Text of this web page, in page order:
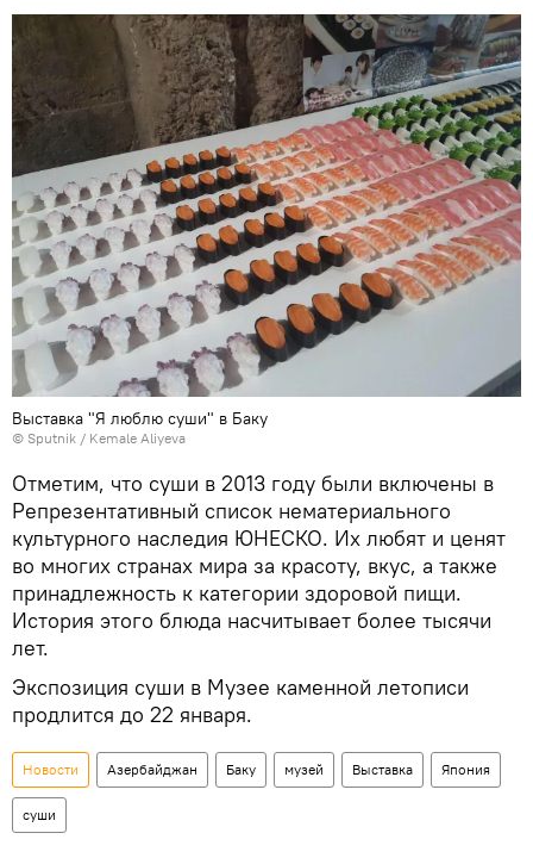
Выставка "Я люблю суши" в Баку
© Sputnik / Kemale Aliyeva
Отметим, что суши в 2013 году были включены в
Репрезентативный список нематериального
культурного наследия ЮНЕСКО. Их любят и ценят
во многих странах мира за красоту, вкус, а также
принадлежность к категории здоровой пищи.
История этого блюда насчитывает более тысячи
лет.
Экспозиция суши в Музее каменной летописи
продлится до 22 января.
Новости Азербайджан Баку музей Выставка Япония
суши